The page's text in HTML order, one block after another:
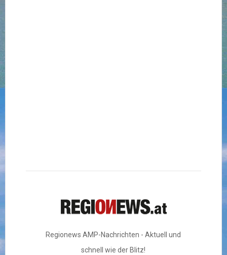
Regionews AMP-Nachrichten - Aktuell und
schnell wie der Blitz!